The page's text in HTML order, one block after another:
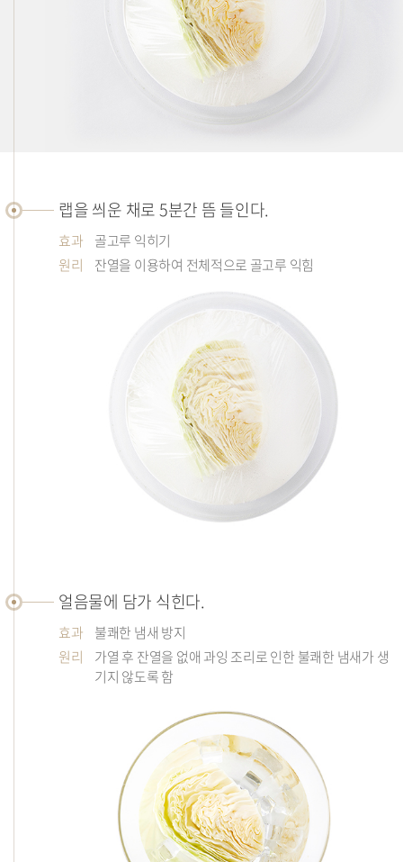
랩을 씌운 채로 5분간 뜸 들인다.
효과
골고루 익히기
원리
잔열을 이용하여 전체적으로 골고루 익힘
얼음물에 담가 식힌다.
효과
불쾌한 냄새 방지
원리
가열 후 잔열을 없애 과잉 조리로 인한 불쾌한 냄새가 생
기지 않도록 함